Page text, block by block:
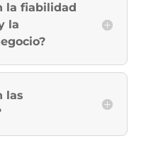
la fiabilidad
la
las